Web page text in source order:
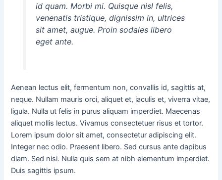
id quam. Morbi mi. Quisque nisl felis,
venenatis tristique, dignissim in, ultrices
sit amet, augue. Proin sodales libero
eget ante.
Aenean lectus elit, fermentum non, convallis id, sagittis at,
neque. Nullam mauris orci, aliquet et, iaculis et, viverra vitae,
ligula. Nulla ut felis in purus aliquam imperdiet. Maecenas
aliquet mollis lectus. Vivamus consectetuer risus et tortor.
Lorem ipsum dolor sit amet, consectetur adipiscing elit.
Integer nec odio. Praesent libero. Sed cursus ante dapibus
diam. Sed nisi. Nulla quis sem at nibh elementum imperdiet.
Duis sagittis ipsum.